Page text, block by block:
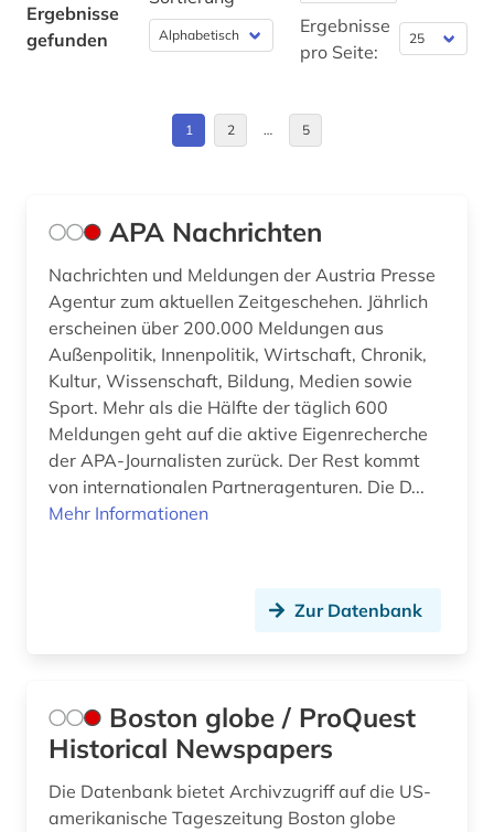
forschungsprojekt (1)
fußballeuropameisterschaft (1)
fußballnationalmannschaft (1)
gedenktag (1)
geisteswissenschaften (9)
germanistik (1)
gesetz (1)
gewalt (1)
Ergebnisse
gefunden
Ergebnisse
pro Seite:
1 2 … 5
APA Nachrichten
Nachrichten und Meldungen der Austria Presse
Agentur zum aktuellen Zeitgeschehen. Jährlich
erscheinen über 200.000 Meldungen aus
Außenpolitik, Innenpolitik, Wirtschaft, Chronik,
Kultur, Wissenschaft, Bildung, Medien sowie
Sport. Mehr als die Hälfte der täglich 600
Meldungen geht auf die aktive Eigenrecherche
der APA-Journalisten zurück. Der Rest kommt
von internationalen Partneragenturen. Die D...
Mehr Informationen
Zur Datenbank
Boston globe / ProQuest
Historical Newspapers
Die Datenbank bietet Archivzugriff auf die US-
amerikanische Tageszeitung Boston globe